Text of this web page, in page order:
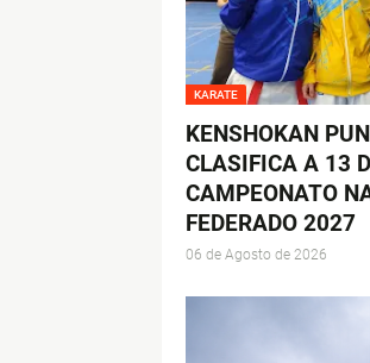
KARATE
KENSHOKAN
CLASIFICA A 13
CAMPEONATO
FEDERADO 2027
06 de Agosto de 2026